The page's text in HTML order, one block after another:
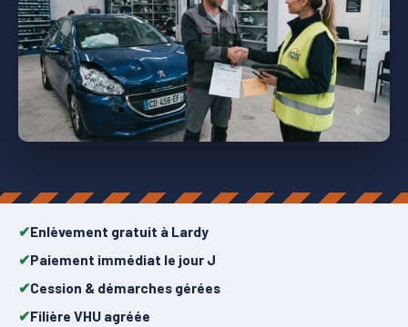
Enlèvement gratuit à Lardy
Paiement immédiat le jour J
Cession & démarches gérées
Filière VHU agréée